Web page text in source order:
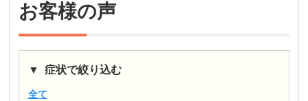
お客様の声
症状で絞り込む
全て